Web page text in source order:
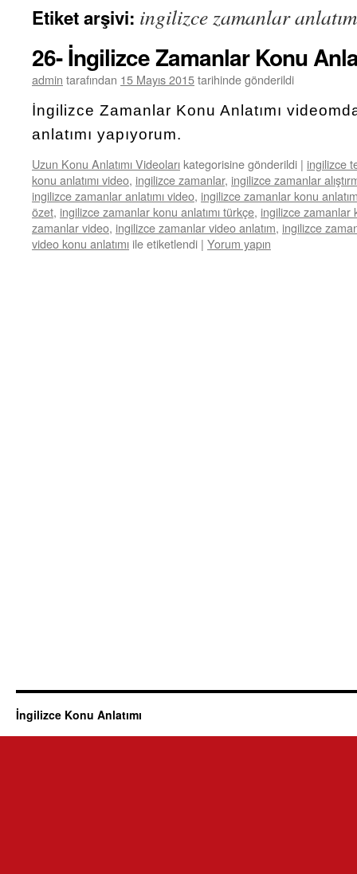
Etiket arşivi: ingilizce zamanlar
26- İngilizce Zamanlar Konu
admin tarafından 15 Mayıs 2015tarihinde gönderildi
İngilizce Zamanlar Konu Anlatımı
anlatımı yapıyorum.
Uzun Konu Anlatımı Videoları kategorisine gönderildi | ingilizce
konu anlatımı video, ingilizce zamanlar, ingilizce zamanlar
ingilizce zamanlar anlatımı video, ingilizce zamanlar konu
özet, ingilizce zamanlar konu anlatımı türkçe, ingilizce zamanlar
zamanlar video, ingilizce zamanlar video anlatım, ingilizce
video konu anlatımı ile etiketlendi | Yorum yapın
İngilizce Konu Anlatımı